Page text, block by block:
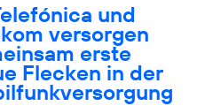
und
versorgen
erste
Flecken in der